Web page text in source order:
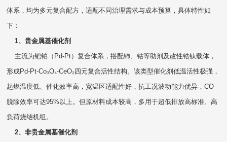
体系，均为多元复合配方，适配不同治理需求与成本预算，具体特性如
下：
1、贵金属基催化剂
主流为钯铂（Pd-Pt）复合体系，搭配铈、钴等助剂及改性锆钛载体，
形成Pd-Pt-Co₃O₄-CeO₂四元复合活性结构。该类型催化剂低温活性极强，
起燃温度低、催化效率高，宽温区适配性好，抗工况波动能力优异，CO
脱除效率可达95%以上。但原材料成本较高，多用于超低排放高标准、高
负荷烧结机组。
2、非贵金属基催化剂